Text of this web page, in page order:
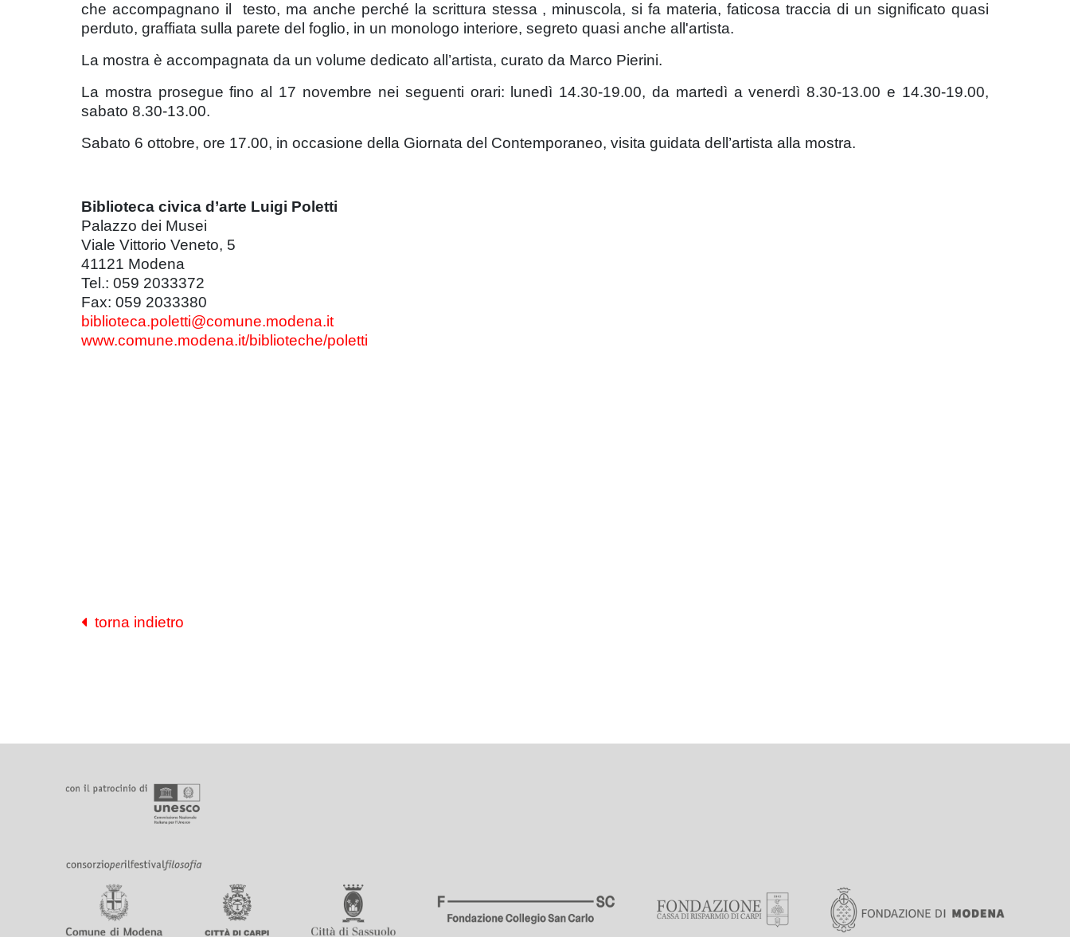
che accompagnano il testo, ma anche perché la scrittura stessa , minuscola, si fa materia, faticosa traccia di un significato quasi
perduto, graffiata sulla parete del foglio, in un monologo interiore, segreto quasi anche all'artista.
La mostra è accompagnata da un volume dedicato all’artista, curato da Marco Pierini.
La mostra prosegue fino al 17 novembre nei seguenti orari: lunedì 14.30-19.00, da martedì a venerdì 8.30-13.00 e 14.30-19.00,
sabato 8.30-13.00.
Sabato 6 ottobre, ore 17.00, in occasione della Giornata del Contemporaneo, visita guidata dell’artista alla mostra.
Biblioteca civica d’arte Luigi Poletti
Palazzo dei Musei
Viale Vittorio Veneto, 5
41121 Modena
Tel.: 059 2033372
Fax: 059 2033380
biblioteca.poletti@comune.modena.it
www.comune.modena.it/biblioteche/poletti
torna indietro